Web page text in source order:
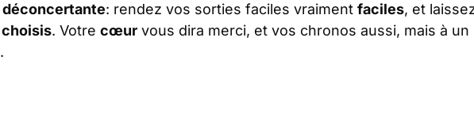
déconcertante: rendez vos sorties faciles vraiment faciles, et
choisis. Votre cœur vous dira merci, et vos chronos aussi, mais à un
.